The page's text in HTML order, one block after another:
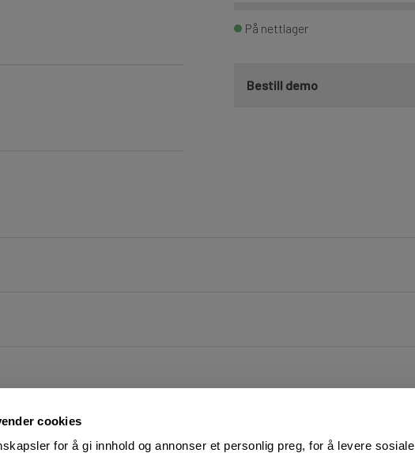
cookies
for å gi innhold og annonser et personlig preg, for å levere sosiale
På nettlager
Bestill demo